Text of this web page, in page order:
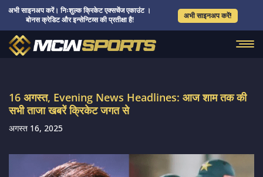
अभी साइनअप करें। निःशुल्क क्रिकेट एक्सचेंज एकाउंट ।
बोनस क्रेडिट और इन्सेन्टिव्स की प्रतीक्षा है!
अभी साइनअप करें!
16 अगस्त, Evening News Headlines: आज शाम तक की
सभी ताजा खबरें क्रिकेट जगत से
अगस्त 16, 2025